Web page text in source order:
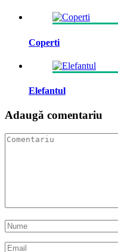
Coperti
Elefantul
Adaugă comentariu